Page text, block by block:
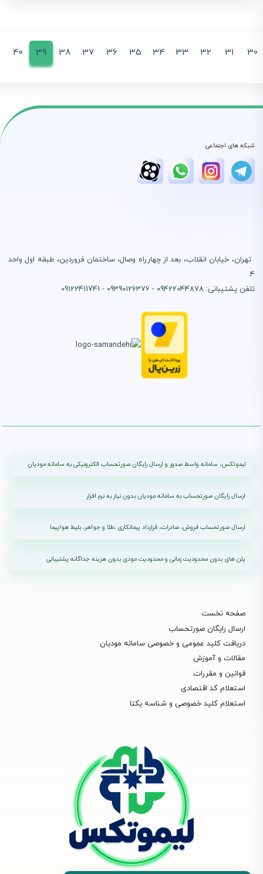
30
31
32
33
34
35
36
37
38
39
40
شبکه های اجتماعی
تهران، خیابان انقلاب، بعد از چهارراه وصال، ساختمان فروردین، طبقه اول واحد
4
تلفن پشتیبانی: 09422044878 - 09390126376 - 09122411741
لیموتکس، سامانه واسط صدور و ارسال رایگان صورتحساب الکترونیکی به سامانه مودیان
ارسال رایگان صورتحساب به سامانه مودیان بدون نیاز به نرم افزار
ارسال صورتحساب فروش، صادرات، قرارداد پیمانکاری ،طلا و جواهر، بلیط هواپیما
پلن های بدون محدودیت زمانی و محدودیت مودی بدون هزینه جداگانه پشتیبانی
صفحه نخست
ارسال رایگان صورتحساب
دریافت کلید عمومی و خصوصی سامانه مودیان
مقالات و آموزش
قوانین و مقررات
استعلام کد اقتصادی
استعلام کلید خصوصی و شناسه یکتا